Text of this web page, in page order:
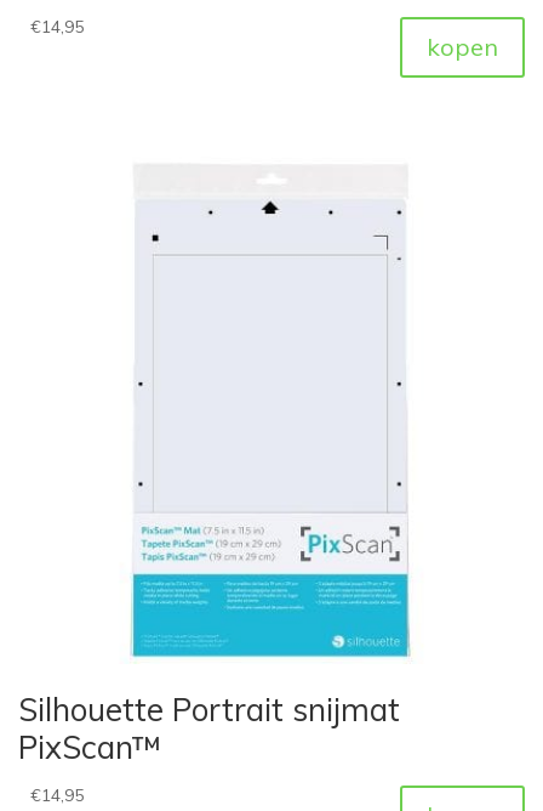
€14,95
kopen
Silhouette Portrait snijmat
PixScan™
€14,95